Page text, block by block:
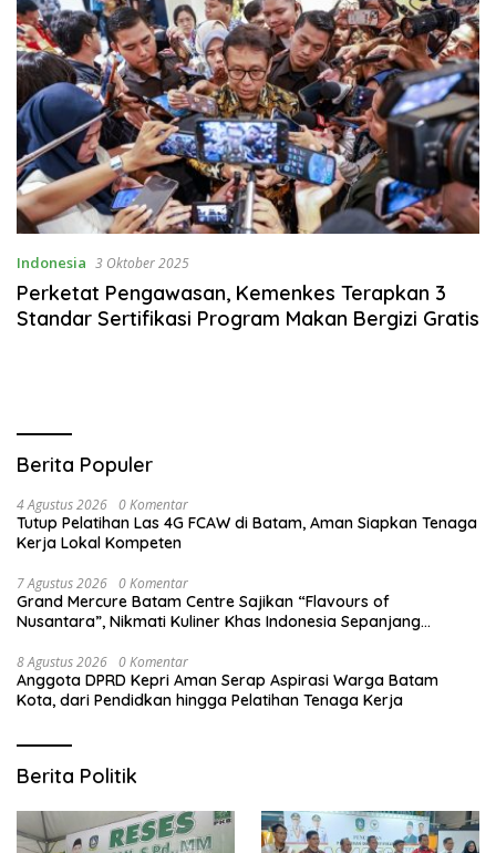
Indonesia 3 Oktober 2025
Perketat Pengawasan, Kemenkes Terapkan 3
Standar Sertifikasi Program Makan Bergizi Gratis
Berita Populer
4 Agustus 2026 0 Komentar
Tutup Pelatihan Las 4G FCAW di Batam, Aman Siapkan Tenaga
Kerja Lokal Kompeten
7 Agustus 2026 0 Komentar
Grand Mercure Batam Centre Sajikan “Flavours of
Nusantara”, Nikmati Kuliner Khas Indonesia Sepanjang
8 Agustus 2026 0 Komentar
Anggota DPRD Kepri Aman Serap Aspirasi Warga Batam
Kota, dari Pendidkan hingga Pelatihan Tenaga Kerja
Berita Politik